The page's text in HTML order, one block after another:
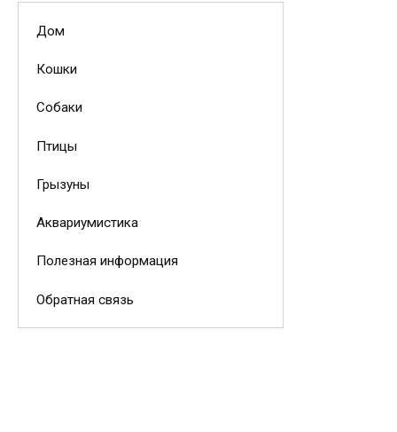
Дом
Кошки
Собаки
Птицы
Грызуны
Аквариумистика
Полезная информация
Обратная связь